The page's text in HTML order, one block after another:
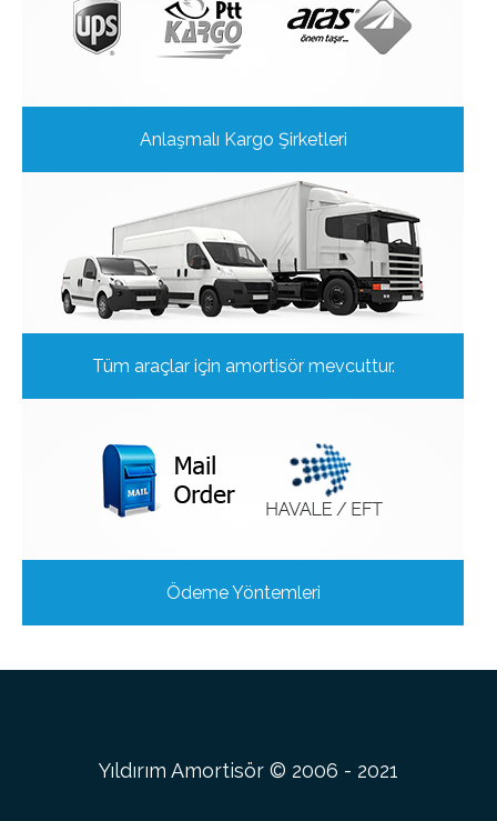
Anlaşmalı Kargo Şirketleri
Tüm araçlar için amortisör mevcuttur.
Ödeme Yöntemleri
Yıldırım Amortisör © 2006 - 2021